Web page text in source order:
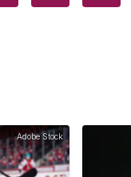
Adobe Stock